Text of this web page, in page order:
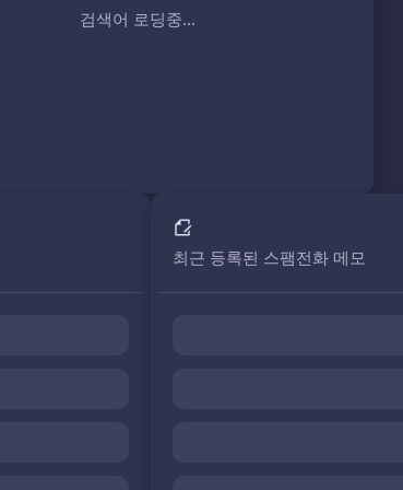
검색어 로딩중...
최근 등록된 스팸전화 메모